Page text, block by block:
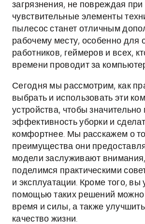
загрязнения, не повреждая при
чувствительные элементы
пылесос станет отличным
рабочему месту, особенно для
работников, геймеров и всех,
времени проводит за
Сегодня мы рассмотрим, как
выбрать и использовать эти
устройства, чтобы значительно
эффективность уборки и
комфортнее. Мы расскажем о
преимущества они
модели заслуживают
поделимся практическими
и эксплуатации. Кроме того, вы
помощью таких решений можно
время и силы, а также улучшить
качество жизни.